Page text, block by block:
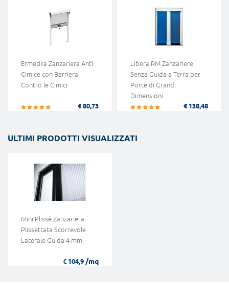
Ermetika Zanzariera Anti
Cimice con Barriera
Contro le Cimici
€ 80,73
Libera RM Zanzariere
Senza Guida a Terra per
Porte di Grandi
Dimensioni
€ 138,48
ULTIMI PRODOTTI VISUALIZZATI
Mini Plissè Zanzariera
Plissettata Scorrevole
Laterale Guida 4 mm
€ 104,9 /mq